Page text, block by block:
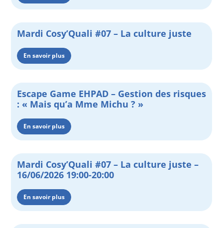
Mardi Cosy’Quali #07 – La culture juste
En savoir plus
Escape Game EHPAD – Gestion des risques
: « Mais qu’a Mme Michu ? »
En savoir plus
Mardi Cosy’Quali #07 – La culture juste –
16/06/2026 19:00-20:00
En savoir plus